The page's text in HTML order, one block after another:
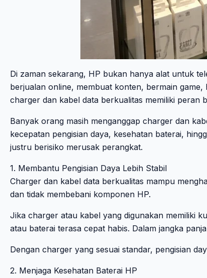
Di zaman sekarang, HP bukan hanya alat untuk
berjualan online, membuat konten, bermain
charger dan kabel data berkualitas memiliki peran
Banyak orang masih menganggap charger dan
kecepatan pengisian daya, kesehatan baterai,
justru berisiko merusak perangkat.
1. Membantu Pengisian Daya Lebih Stabil
Charger dan kabel data berkualitas mampu
dan tidak membebani komponen HP.
Jika charger atau kabel yang digunakan memiliki
atau baterai terasa cepat habis. Dalam jangka
Dengan charger yang sesuai standar, pengisian
2. Menjaga Kesehatan Baterai HP